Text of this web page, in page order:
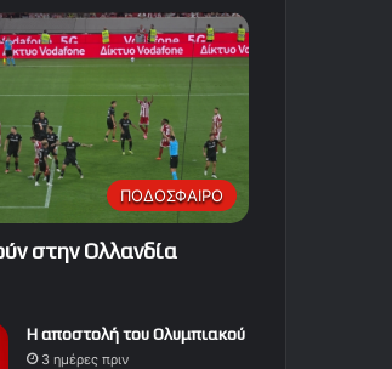
ΠΟΔΟΣΦΑΙΡΟ
στην Ολλανδία
Η αποστολή του Ολυμπιακού
3 ημέρες πριν